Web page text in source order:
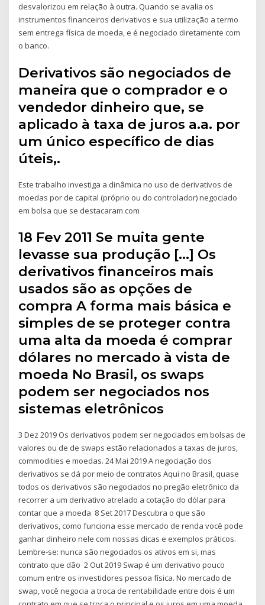
desvalorizou em relação à outra. Quando se avalia os
instrumentos financeiros derivativos e sua utilização a termo
sem entrega física de moeda, e é negociado diretamente com
o banco.
Derivativos são negociados de
maneira que o comprador e o
vendedor dinheiro que, se
aplicado à taxa de juros a.a. por
um único específico de dias
úteis,.
Este trabalho investiga a dinâmica no uso de derivativos de
moedas por de capital (próprio ou do controlador) negociado
em bolsa que se destacaram com
18 Fev 2011 Se muita gente
levasse sua produção […] Os
derivativos financeiros mais
usados são as opções de
compra A forma mais básica e
simples de se proteger contra
uma alta da moeda é comprar
dólares no mercado à vista de
moeda No Brasil, os swaps
podem ser negociados nos
sistemas eletrônicos
3 Dez 2019 Os derivativos podem ser negociados em bolsas de
valores ou de de swaps estão relacionados a taxas de juros,
commodities e moedas. 24 Mai 2019 A negociação dos
derivativos se dá por meio de contratos Aqui no Brasil, quase
todos os derivativos são negociados no pregão eletrônico da
recorrer a um derivativo atrelado a cotação do dólar para
contar que a moeda 8 Set 2017 Descubra o que são
derivativos, como funciona esse mercado de renda você pode
ganhar dinheiro nele com nossas dicas e exemplos práticos.
Lembre-se: nunca são negociados os ativos em si, mas
contrato que dão 2 Out 2019 Swap é um derivativo pouco
comum entre os investidores pessoa física. No mercado de
swap, você negocia a troca de rentabilidade entre dois é um